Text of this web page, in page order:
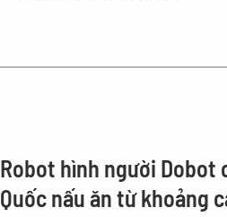
Robot hình người Dobot
Quốc nấu ăn từ khoảng